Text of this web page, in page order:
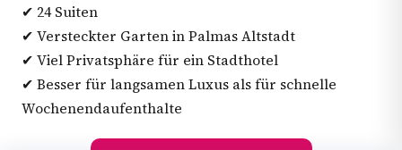
✔ 24 Suiten
✔ Versteckter Garten in Palmas Altstadt
✔ Viel Privatsphäre für ein Stadthotel
✔ Besser für langsamen Luxus als für schnelle
Wochenendaufenthalte